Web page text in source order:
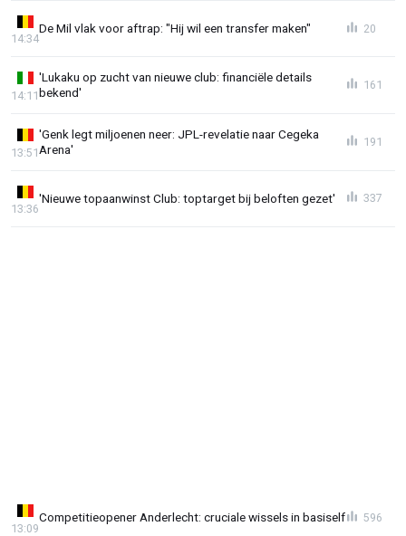
De Mil vlak voor aftrap: "Hij wil een transfer maken"
14:34
20
'Lukaku op zucht van nieuwe club: financiële details
bekend'
14:11
161
'Genk legt miljoenen neer: JPL-revelatie naar Cegeka
Arena'
13:51
191
'Nieuwe topaanwinst Club: toptarget bij beloften gezet'
13:36
337
Competitieopener Anderlecht: cruciale wissels in basiself
13:09
596